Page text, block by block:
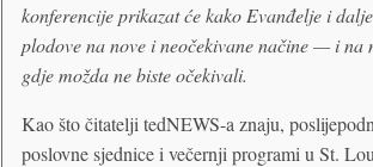
konferencije prikazat će kako Evanđelje i
plodove na nove i neočekivane načine — i na
gdje možda ne biste očekivali.
Kao što čitatelji tedNEWS-a znaju,
poslovne sjednice i večernji programi u St.